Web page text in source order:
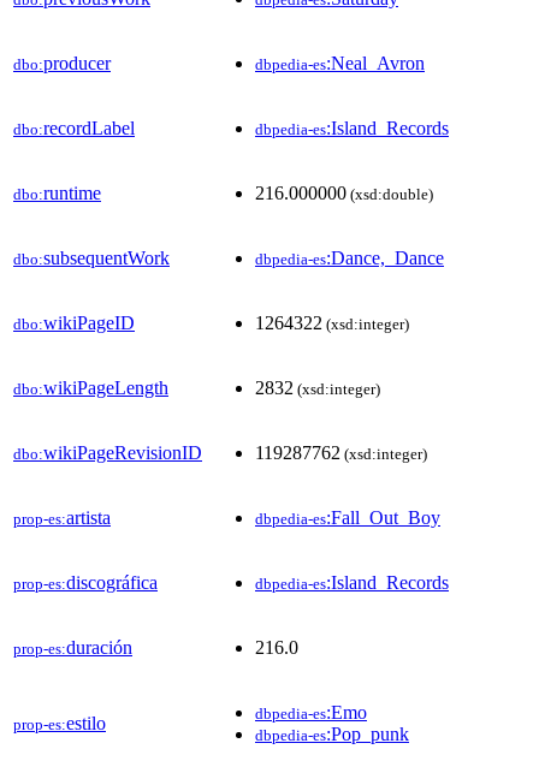
dbo:producer dbpedia-es:Neal_Avron
dbo:recordLabel dbpedia-es:Island_Records
dbo:runtime 216.000000 (xsd:double)
dbo:subsequentWork dbpedia-es:Dance,_Dance
dbo:wikiPageID 1264322 (xsd:integer)
dbo:wikiPageLength 2832 (xsd:integer)
dbo:wikiPageRevisionID 119287762 (xsd:integer)
prop-es:artista dbpedia-es:Fall_Out_Boy
prop-es:discográfica dbpedia-es:Island_Records
prop-es:duración 216.0
prop-es:estilo dbpedia-es:Emo
dbpedia-es:Pop_punk